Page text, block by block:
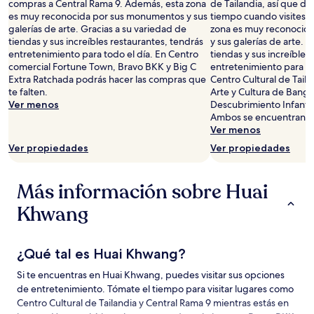
para
2
adultos.
Los
precios
y
la
disponibilidad
cambios.
adicionales.
compras a Central Rama 9. Además, esta zona
es muy reconocida por sus monumentos y sus
galerías de arte. Gracias a su variedad de
tiendas y sus increíbles restaurantes, tendrás
entretenimiento para todo el día. En Centro
comercial Fortune Town, Bravo BKK y Big C
Extra Ratchada podrás hacer las compras que
te falten.
Ver menos
Ver propiedades
de Tailandia, así que
tiempo cuando visites
zona es muy
y sus galerías de arte.
tiendas y sus
entretenimiento para
Centro Cultural de
Arte y Cultura de
Descubrimiento Infantil
Ambos se encuentran
Ver menos
Ver propiedades
Más información sobre Huai
Khwang
¿Qué tal es Huai Khwang?
Si te encuentras en Huai Khwang, puedes visitar sus opciones
de entretenimiento. Tómate el tiempo para visitar lugares como
Centro Cultural de Tailandia y Central Rama 9 mientras estás en